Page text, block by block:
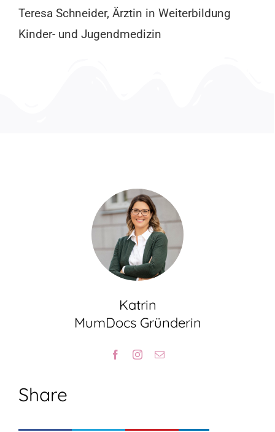
Teresa Schneider, Ärztin in Weiterbildung
Kinder- und Jugendmedizin
Katrin
MumDocs Gründerin
Share